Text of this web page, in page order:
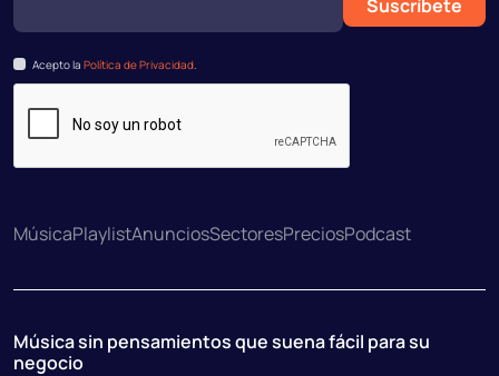
Suscríbete
Acepto la Política de Privacidad.
MúsicaPlaylistAnunciosSectoresPreciosPodcast
Música sin pensamientos que suena fácil para su
negocio